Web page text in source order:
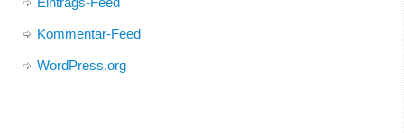
Kommentar-Feed
WordPress.org